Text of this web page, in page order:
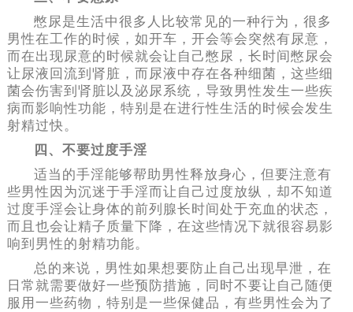
憋尿是生活中很多人比较常见的一种行为，很多
男性在工作的时候，如开车，开会等会突然有尿意，
而在出现尿意的时候就会让自己憋尿，长时间憋尿会
让尿液回流到肾脏，而尿液中存在各种细菌，这些细
菌会伤害到肾脏以及泌尿系统，导致男性发生一些疾
病而影响性功能，特别是在进行性生活的时候会发生
射精过快。
四、不要过度手淫
适当的手淫能够帮助男性释放身心，但要注意有
些男性因为沉迷于手淫而让自己过度放纵，却不知道
过度手淫会让身体的前列腺长时间处于充血的状态，
而且也会让精子质量下降，在这些情况下就很容易影
响到男性的射精功能。
总的来说，男性如果想要防止自己出现早泄，在
日常就需要做好一些预防措施，同时不要让自己随便
服用一些药物，特别是一些保健品，有些男性会为了